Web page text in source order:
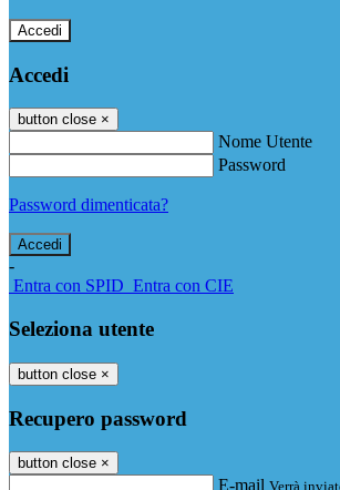
Accedi
Accedi
button close ×
Nome Utente
Password
Password dimenticata?
-
Entra con SPID Entra con CIE
Seleziona utente
button close ×
Recupero password
button close ×
E-mail Verrà